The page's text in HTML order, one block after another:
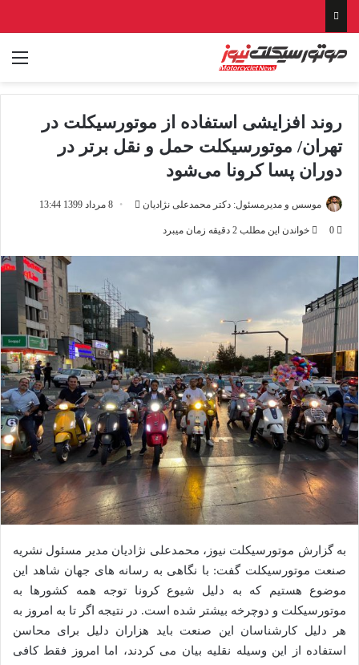
روند افزایشی استفاده از موتورسیکلت در
تهران/ موتورسیکلت حمل و نقل برتر در
دوران پسا کرونا می‌شود
موسس و مدیرمسئول: دکتر محمدعلی نژادیان
ارسال8 مرداد 1399 13:44
0 خواندن این مطلب 2 دقیقه زمان میبرد
به گزارش موتورسیکلت نیوز، محمدعلی نژادیان مدیر مسئول نشریه
صنعت موتورسیکلت گفت: با نگاهی به رسانه های جهان شاهد این
موضوع هستیم که به دلیل شیوع کرونا توجه همه کشورها به
موتورسیکلت و دوچرخه بیشتر شده است. در نتیجه اگر تا به امروز به
هر دلیل کارشناسان این صنعت باید هزاران دلیل برای محاسن
استفاده از این وسیله نقلیه بیان می کردند، اما امروز فقط کافی